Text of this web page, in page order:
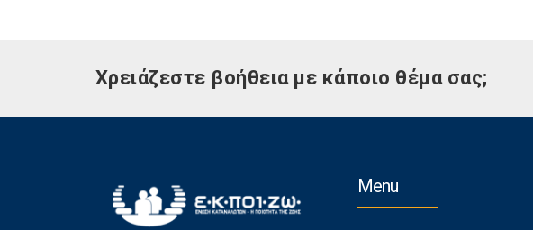
Χρειάζεστε βοήθεια με κάποιο θέμα σας;
Menu